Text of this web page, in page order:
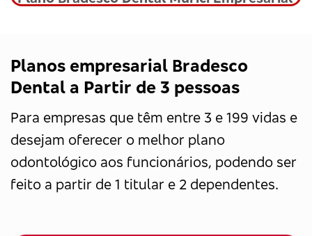
Planos empresarial Bradesco
Dental a Partir de 3 pessoas
Para empresas que têm entre 3 e 199 vidas e
desejam oferecer o melhor plano
odontológico aos funcionários, podendo ser
feito a partir de 1 titular e 2 dependentes.